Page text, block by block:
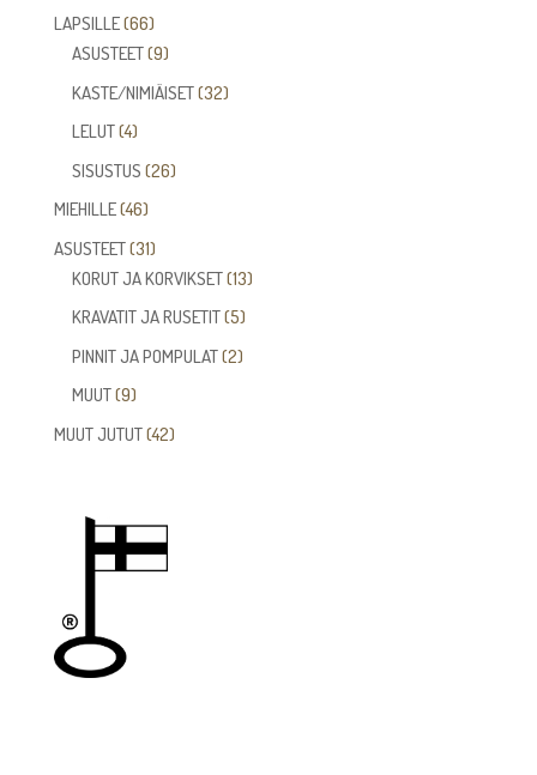
tuotetta
LAPSILLE 6666
tuotetta
ASUSTEET 99
tuotetta
KASTE/NIMIÄISET 3232
LELUT 44
tuotetta
SISUSTUS 2626
MIEHILLE 4646
tuotetta
ASUSTEET 3131
tuotetta
KORUT JA KORVIKSET 1313
KRAVATIT JA RUSETIT 55
tuotetta
PINNIT JA POMPULAT 22
MUUT 99
tuotetta
MUUT JUTUT 4242